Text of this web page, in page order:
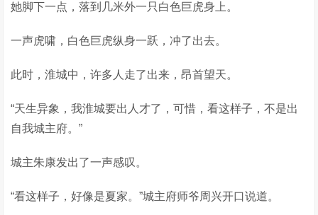
她脚下一点，落到几米外一只白色巨虎身上。
一声虎啸，白色巨虎纵身一跃，冲了出去。
此时，淮城中，许多人走了出来，昂首望天。
“天生异象，我淮城要出人才了，可惜，看这样子，不是出
自我城主府。”
城主朱康发出了一声感叹。
“看这样子，好像是夏家。”城主府师爷周兴开口说道。